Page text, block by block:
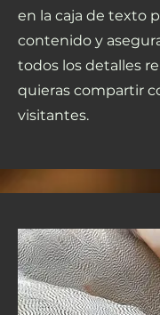
en la caja de texto
contenido y
todos los detalles
quieras compartir
visitantes.